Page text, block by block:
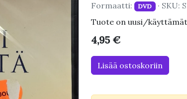
Formaatti: DVD
· SKU:
Tuote on uusi/
4,95 €
Lisää ostoskoriin